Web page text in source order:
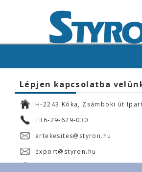
Lépjen kapcsolatba
H-2243 Kóka, Zsámboki út
+36-29-629-030
ertekesites@styron.hu
export@styron.hu